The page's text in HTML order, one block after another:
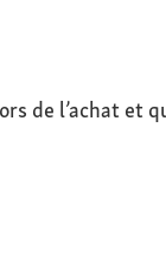
de l’achat et